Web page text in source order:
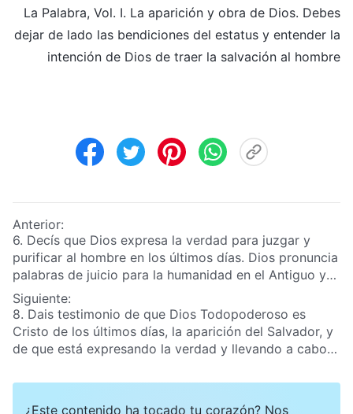
La Palabra, Vol. I. La aparición y obra de Dios. Debes
dejar de lado las bendiciones del estatus y entender la
intención de Dios de traer la salvación al hombre
Anterior:
6. Decís que Dios expresa la verdad para juzgar y
purificar al hombre en los últimos días. Dios pronuncia
palabras de juicio para la humanidad en el Antiguo y
en el Nuevo Testamento; el juicio de Dios nunca ha
dejado al hombre. ¿Estáis diciendo que estas palabras
son incapaces de juzgar y purificar al hombre? ¿Cuál
es la diferencia entre las palabras de juicio expresadas
por Dios en los últimos días y las palabras de Dios
Siguiente:
8. Dais testimonio de que Dios Todopoderoso es
Cristo de los últimos días, la aparición del Salvador, y
de que está expresando la verdad y llevando a cabo
purificar y salvar al hombre por completo y para
¿Este contenido ha tocado tu corazón? Nos